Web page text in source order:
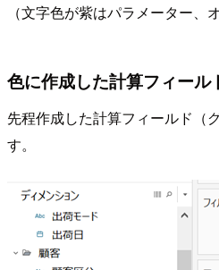
（文字色が紫はパラメーター、
色に作成した計算フィール
先程作成した計算フィールド（
す。